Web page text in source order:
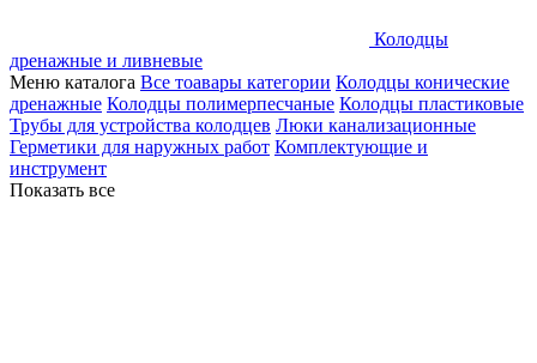
Колодцы
дренажные и ливневые
Меню каталога Все тоавары категории Колодцы конические
дренажные Колодцы полимерпесчаные Колодцы пластиковые
Трубы для устройства колодцев Люки канализационные
Герметики для наружных работ Комплектующие и
инструмент
Показать все